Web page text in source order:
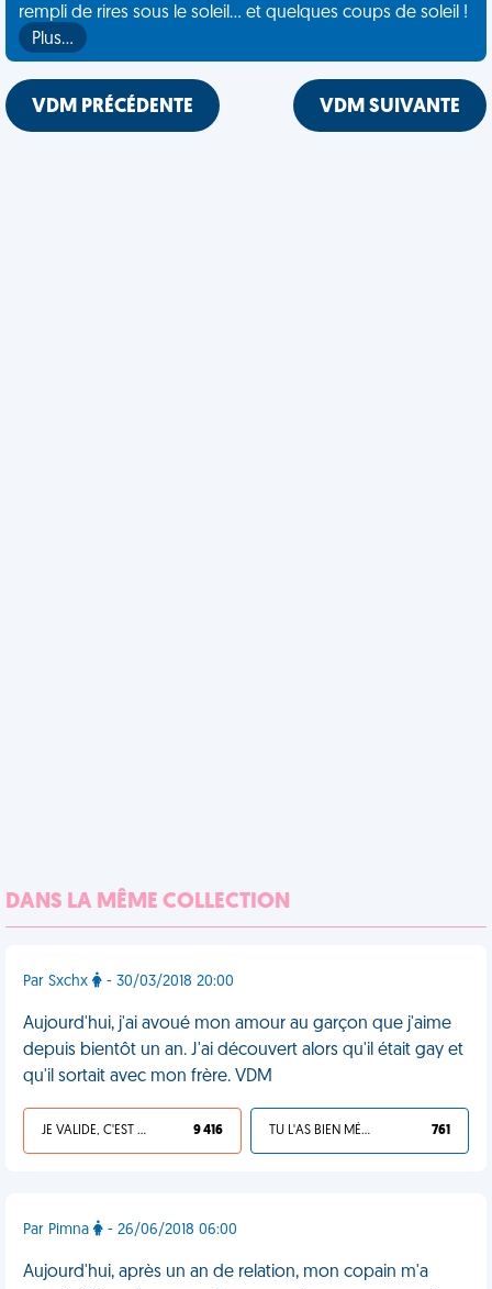
rempli de rires sous le soleil... et quelques coups de soleil !
Plus…
VDM PRÉCÉDENTE VDM SUIVANTE
DANS LA MÊME COLLECTION
Par Sxchx - 30/03/2018 20:00
Aujourd'hui, j'ai avoué mon amour au garçon que j'aime
depuis bientôt un an. J'ai découvert alors qu'il était gay et
qu'il sortait avec mon frère. VDM
JE VALIDE, C'EST UNE VDM 9 416 TU L'AS BIEN MÉRITÉ 761
Par Pimna - 26/06/2018 06:00
Aujourd'hui, après un an de relation, mon copain m'a